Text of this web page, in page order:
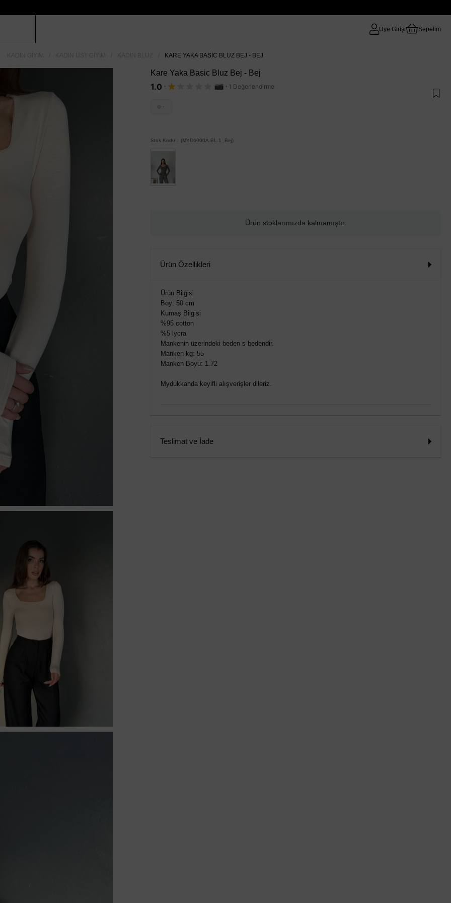
Üye Girişi Sepetim
KARE YAKA BASIC BLUZ BEJ - BEJ
Kare Yaka Basic Bluz Bej - Bej
1.0 · · 1 Değerlendirme
Stok Kodu (MYD6000A.BL.1_Bej)
Ürün stoklarımızda kalmamıştır.
Ürün Özellikleri
Ürün Bilgisi
Boy: 50 cm
Kumaş Bilgisi
%95 cotton
%5 lycra
Mankenin üzerindeki beden s bedendir.
Manken kg: 55
Manken Boyu: 1.72
Mydukkanda keyifli alışverişler dileriz.
Teslimat ve İade